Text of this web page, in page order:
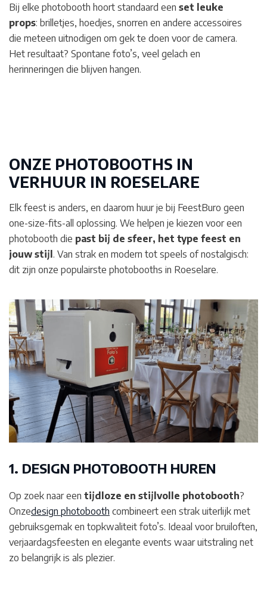
Bij elke photobooth hoort standaard een set leuke
props: brilletjes, hoedjes, snorren en andere accessoires
die meteen uitnodigen om gek te doen voor de camera.
Het resultaat? Spontane foto’s, veel gelach en
herinneringen die blijven hangen.
ONZE PHOTOBOOTHS IN
VERHUUR IN ROESELARE
Elk feest is anders, en daarom huur je bij FeestBuro geen
one-size-fits-all oplossing. We helpen je kiezen voor een
photobooth die past bij de sfeer, het type feest en
jouw stijl. Van strak en modern tot speels of nostalgisch:
dit zijn onze populairste photobooths in Roeselare.
1. DESIGN PHOTOBOOTH HUREN
Op zoek naar een tijdloze en stijlvolle photobooth?
Onzedesign photobooth combineert een strak uiterlijk met
gebruiksgemak en topkwaliteit foto’s. Ideaal voor bruiloften,
verjaardagsfeesten en elegante events waar uitstraling net
zo belangrijk is als plezier.